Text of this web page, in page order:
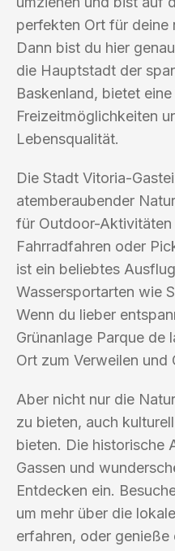
perfekten Ort für deine
Dann bist du hier
die Hauptstadt der
Baskenland, bietet
Freizeitmöglichkeiten
Lebensqualität.
Die Stadt Vitoria-
atemberaubender
für Outdoor-Aktivitäten
Fahrradfahren oder
ist ein beliebtes
Wassersportarten wie
Wenn du lieber
Grünanlage Parque de
Ort zum Verweilen und
Aber nicht nur die
zu bieten, auch
bieten. Die historische
Gassen und
Entdecken ein.
um mehr über die
erfahren, oder genieße